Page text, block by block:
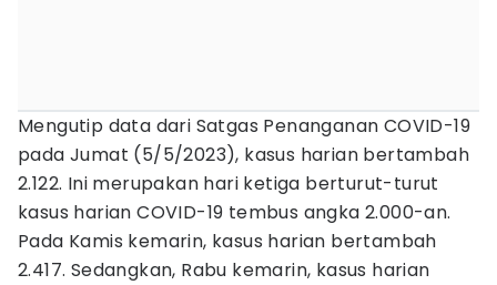
Mengutip data dari Satgas Penanganan COVID-19
pada Jumat (5/5/2023), kasus harian bertambah
2.122. Ini merupakan hari ketiga berturut-turut
kasus harian COVID-19 tembus angka 2.000-an.
Pada Kamis kemarin, kasus harian bertambah
2.417. Sedangkan, Rabu kemarin, kasus harian